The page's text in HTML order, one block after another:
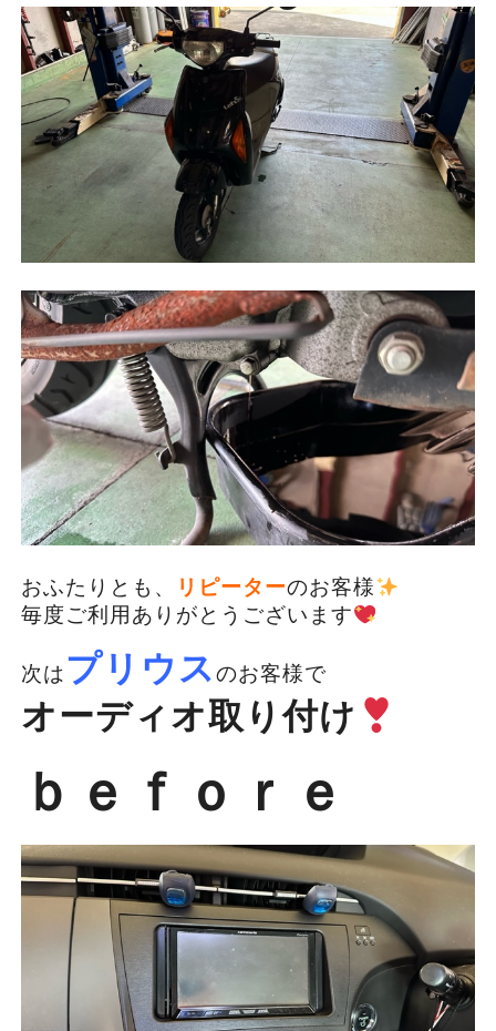
おふたりとも、 リピーターのお客様
毎度ご利用ありがとうございます
次はプリウスのお客様で
オーディオ取り付け
ｂｅｆｏｒｅ